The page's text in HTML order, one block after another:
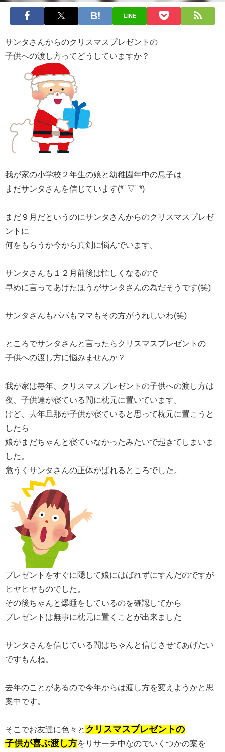
LINE
サンタさんからのクリスマスプレゼントの
子供への渡し方ってどうしていますか？
我が家の小学校２年生の娘と幼稚園年中の息子は
まだサンタさんを信じています(*ﾟ▽ﾟ*)
まだ９月だというのにサンタさんからのクリスマスプレゼ
ントに
何をもらうか今から真剣に悩んでいます。
サンタさんも１２月前後は忙しくなるので
早めに言ってあげたほうがサンタさんの為だそうです(笑)
サンタさんもパパもママもその方がうれしいわ(笑)
ところでサンタさんと言ったらクリスマスプレゼントの
子供への渡し方に悩みませんか？
我が家は毎年、クリスマスプレゼントの子供への渡し方は
夜、子供達が寝ている間に枕元に置いています。
けど、去年旦那が子供が寝ていると思って枕元に置こうと
したら
娘がまだちゃんと寝ていなかったみたいで起きてしまいま
した。
危うくサンタさんの正体がばれるところでした。
プレゼントをすぐに隠して娘にはばれずにすんだのですが
ヒヤヒヤものでした。
その後ちゃんと爆睡をしているのを確認してから
プレゼントは無事に枕元に置くことが出来ました
サンタさんを信じている間はちゃんと信じさせてあげたい
ですもんね。
去年のことがあるので今年からは渡し方を変えようかと思
案中です。
そこでお友達に色々と クリスマスプレゼントの
子供が喜ぶ渡し方をリサーチ中なのでいくつかの案を